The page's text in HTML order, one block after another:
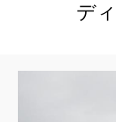
デ